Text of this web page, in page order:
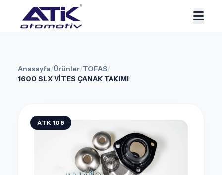
Anasayfa/Ürünler/TOFAS/
1600 SLX VİTES ÇANAK TAKIMI
ATK 108